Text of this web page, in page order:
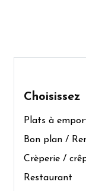
Choisissez
Plats à
Bon plan /
Crèperie /
Restaurant